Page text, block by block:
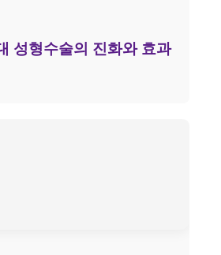
성형수술의 진화와 효과